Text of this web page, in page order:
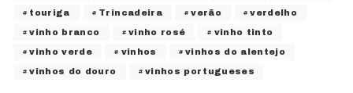
touriga Trincadeira verão verdelho
vinho branco vinho rosé vinho tinto
vinho verde vinhos vinhos do alentejo
vinhos do douro vinhos portugueses